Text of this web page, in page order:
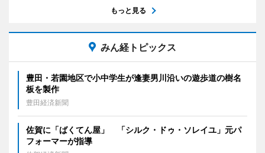
もっと見る
みん経トピックス
豊田・若園地区で小中学生が逢妻男川沿いの遊歩道の樹名
板を製作
豊田経済新聞
佐賀に「ばくてん屋」 「シルク・ドゥ・ソレイユ」元パ
フォーマーが指導